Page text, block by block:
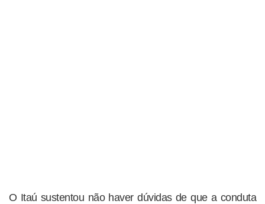
O Itaú sustentou não haver dúvidas de que a conduta